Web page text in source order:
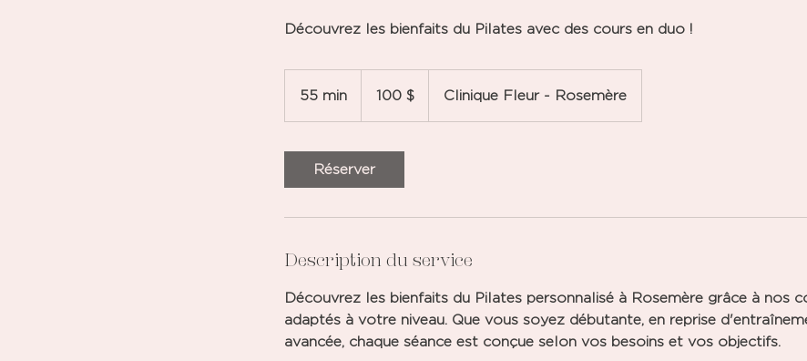
Découvrez les bienfaits du Pilates avec des cours en duo !
55 min 100 $ Clinique Fleur - Rosemère
Réserver
Description du service
Découvrez les bienfaits du Pilates personnalisé à Rosemère grâce à nos
adaptés à votre niveau. Que vous soyez débutante, en reprise
avancée, chaque séance est conçue selon vos besoins et vos objectifs.